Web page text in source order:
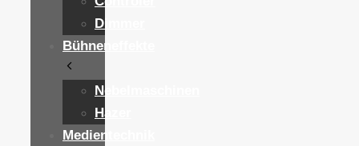
Dimmer
Bühneneffekte
Nebelmaschinen
Hazer
Medientechnik